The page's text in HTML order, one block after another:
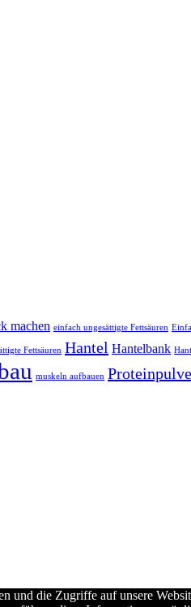
machen einfach ungesättigte Fettsäuren
Fettsäuren Hantel Hantelbank
muskeln aufbauen
und die Zugriffe auf unsere